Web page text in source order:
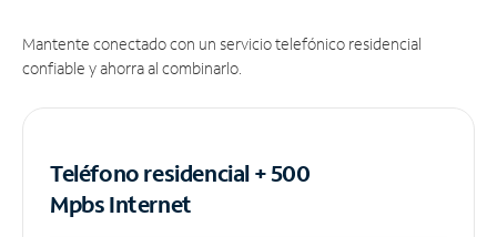
Mantente conectado con un servicio telefónico residencial
confiable y ahorra al combinarlo.
Teléfono residencial + 500
MpbsInternet